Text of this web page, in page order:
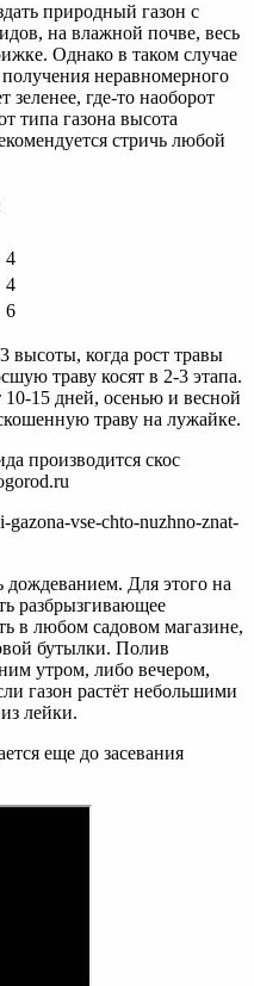
природный газон с
на влажной почве, весь
Однако в таком случае
неравномерного
зеленее, где-то наоборот
типа газона высота
стричь любой
4
4
6
высоты, когда рост травы
траву косят в 2-3 этапа.
10-15 дней, осенью и весной
траву на лужайке.
производится скос
дождеванием. Для этого на
разбрызгивающее
в любом садовом магазине,
бутылки. Полив
утром, либо вечером,
газон растёт небольшими
лейки.
еще до засевания